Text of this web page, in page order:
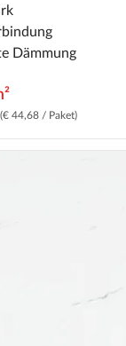
Dämmung
(€ 44,68 / Paket)